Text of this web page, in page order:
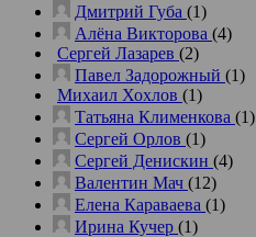
Дмитрий Губа (1)
Алёна Викторова (4)
Сергей Лазарев (2)
Павел Задорожный (1)
Михаил Хохлов (1)
Татьяна Клименкова (1)
Сергей Орлов (1)
Сергей Денискин (4)
Валентин Мач (12)
Елена Караваева (1)
Ирина Кучер (1)